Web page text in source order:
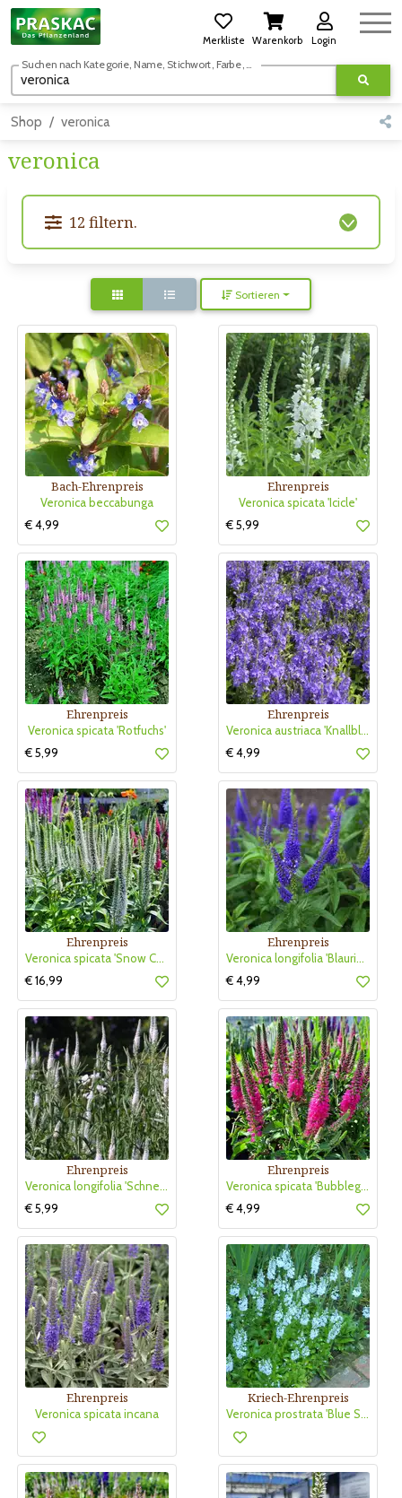
Merkliste Warenkorb Login
Suchen nach Kategorie, Name, Stichwort, Farbe, usw.
Shop veronica
veronica
12 filtern.
Sortieren
Bach-Ehrenpreis
Veronica beccabunga
€ 4,99
Ehrenpreis
Veronica spicata 'Icicle'
€ 5,99
Ehrenpreis
Veronica spicata 'Rotfuchs'
€ 5,99
Ehrenpreis
Veronica austriaca 'Knallblau'
€ 4,99
Ehrenpreis
Veronica spicata 'Snow Candles'
€ 16,99
Ehrenpreis
Veronica longifolia 'Blauriesin'
€ 4,99
Ehrenpreis
Veronica longifolia 'Schneeriesin'
€ 5,99
Ehrenpreis
Veronica spicata 'Bubblegum Candles'
€ 4,99
Ehrenpreis
Veronica spicata incana
Kriech-Ehrenpreis
Veronica prostrata 'Blue Sheen'